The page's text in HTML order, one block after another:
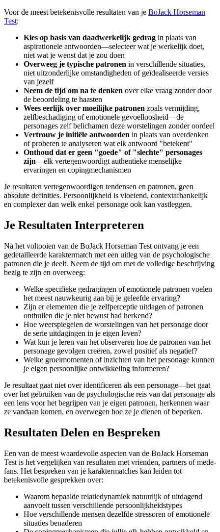
Voor de meest betekenisvolle resultaten van je BoJack Horseman
Test:
Kies op basis van daadwerkelijk gedrag in plaats van
aspirationele antwoorden—selecteer wat je werkelijk doet,
niet wat je wenst dat je zou doen
Overweeg je typische patronen in verschillende situaties,
niet uitzonderlijke omstandigheden of geïdealiseerde versies
van jezelf
Neem de tijd om na te denken over elke vraag zonder door
de beoordeling te haasten
Wees eerlijk over moeilijke patronen zoals vermijding,
zelfbeschadiging of emotionele gevoelloosheid—de
personages zelf belichamen deze worstelingen zonder oordeel
Vertrouw je initiële antwoorden in plaats van overdenken
of proberen te analyseren wat elk antwoord "betekent"
Onthoud dat er geen "goede" of "slechte" personages
zijn—elk vertegenwoordigt authentieke menselijke
ervaringen en copingmechanismen
Je resultaten vertegenwoordigen tendensen en patronen, geen
absolute definities. Persoonlijkheid is vloeiend, contextafhankelijk
en complexer dan welk enkel personage ook kan vastleggen.
Je Resultaten Interpreteren
Na het voltooien van de BoJack Horseman Test ontvang je een
gedetailleerde karaktermatch met een uitleg van de psychologische
patronen die je deelt. Neem de tijd om met de volledige beschrijving
bezig te zijn en overweeg:
Welke specifieke gedragingen of emotionele patronen voelen
het meest nauwkeurig aan bij je geleefde ervaring?
Zijn er elementen die je zelfperceptie uitdagen of patronen
onthullen die je niet bewust had herkend?
Hoe weerspiegelen de worstelingen van het personage door
de serie uitdagingen in je eigen leven?
Wat kun je leren van het observeren hoe de patronen van het
personage gevolgen creëren, zowel positief als negatief?
Welke groeimomenten of inzichten van het personage kunnen
je eigen persoonlijke ontwikkeling informeren?
Je resultaat gaat niet over identificeren als een personage—het gaat
over het gebruiken van de psychologische reis van dat personage als
een lens voor het begrijpen van je eigen patronen, herkennen waar
ze vandaan komen, en overwegen hoe ze je dienen of beperken.
Resultaten Delen en Bespreken
Een van de meest waardevolle aspecten van de BoJack Horseman
Test is het vergelijken van resultaten met vrienden, partners of mede-
fans. Het bespreken van je karaktermatches kan leiden tot
betekenisvolle gesprekken over:
Waarom bepaalde relatiedynamiek natuurlijk of uitdagend
aanvoelt tussen verschillende persoonlijkheidstypes
Hoe verschillende mensen dezelfde stressoren of emotionele
situaties benaderen